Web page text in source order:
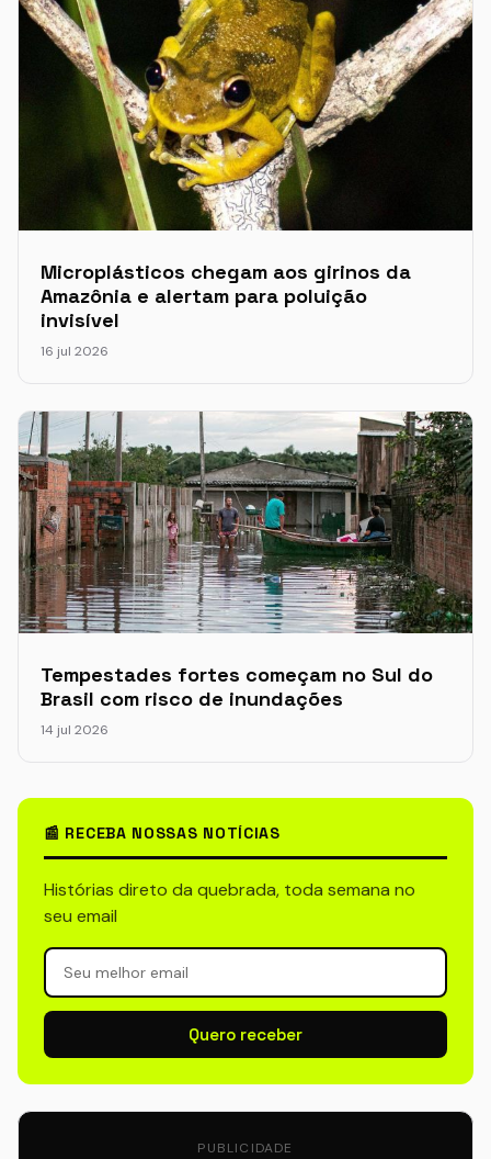
Microplásticos chegam aos girinos da
Amazônia e alertam para poluição
invisível
16 jul 2026
Tempestades fortes começam no Sul do
Brasil com risco de inundações
14 jul 2026
📰 RECEBA NOSSAS NOTÍCIAS
Histórias direto da quebrada, toda semana no
seu email
Quero receber
PUBLICIDADE